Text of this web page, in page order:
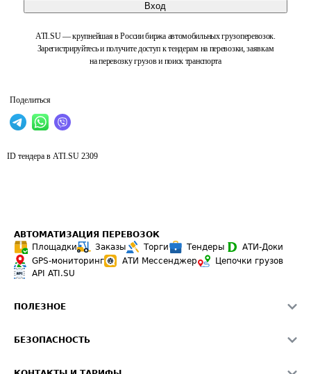
Вход
ATI.SU — крупнейшая в России биржа автомобильных грузоперевозок.
Зарегистрируйтесь и получите доступ к тендерам на перевозки, заявкам
на перевозку грузов и поиск транспорта
Поделиться
ID тендера в ATI.SU 2309
АВТОМАТИЗАЦИЯ ПЕРЕВОЗОК
Площадки
Заказы Торги Тендеры
АТИ-Доки
GPS-мониторинг
АТИ Мессенджер
Цепочки грузов
API ATI.SU
ПОЛЕЗНОЕ
Звезды ATI.SU на вашем сайте
БЕЗОПАСНОСТЬ